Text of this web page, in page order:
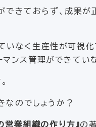
できておらず、成果
いなく生産性が可視
マンス管理ができてい
なのでしょうか？
営業組織の作り方』の